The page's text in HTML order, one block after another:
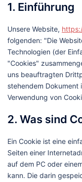
1. Einführung
Unsere Website,
folgenden: "Die
Technologien (der
"Cookies"
uns beauftragten
stehendem
Verwendung von
2. Was sind
Ein Cookie ist eine
Seiten einer
auf dem PC oder
kann. Die darin